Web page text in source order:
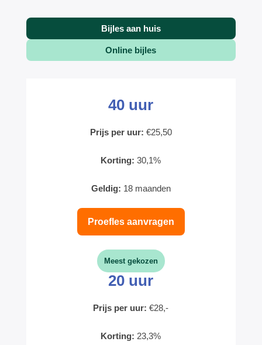
Bijles aan huis
Online bijles
40 uur
Prijs per uur: €25,50
Korting: 30,1%
Geldig: 18 maanden
Proefles aanvragen
Meest gekozen
20 uur
Prijs per uur: €28,-
Korting: 23,3%